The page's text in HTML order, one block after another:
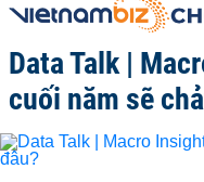
Data Talk |
cuối năm sẽ